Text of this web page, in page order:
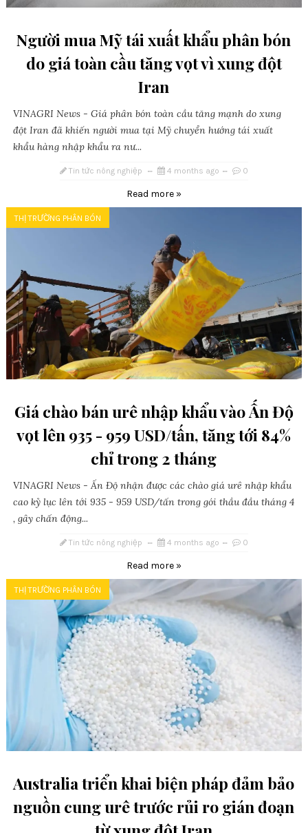
Người mua Mỹ tái xuất khẩu phân bón
do giá toàn cầu tăng vọt vì xung đột
Iran
VINAGRI News - Giá phân bón toàn cầu tăng mạnh do xung
đột Iran đã khiến người mua tại Mỹ chuyển hướng tái xuất
khẩu hàng nhập khẩu ra nư...
Tin tức nông nghiệp 4 months ago 0
Read more »
THỊ TRƯỜNG PHÂN BÓN
Giá chào bán urê nhập khẩu vào Ấn Độ
vọt lên 935 - 959 USD/tấn, tăng tới 84%
chỉ trong 2 tháng
VINAGRI News - Ấn Độ nhận được các chào giá urê nhập khẩu
cao kỷ lục lên tới 935 - 959 USD/tấn trong gói thầu đầu tháng 4
, gây chấn động...
Tin tức nông nghiệp 4 months ago 0
Read more »
THỊ TRƯỜNG PHÂN BÓN
Australia triển khai biện pháp đảm bảo
nguồn cung urê trước rủi ro gián đoạn